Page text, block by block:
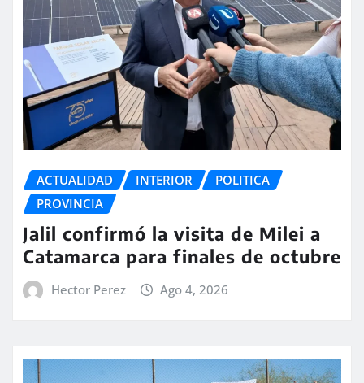
ACTUALIDAD INTERIOR
POLITICA
PROVINCIA
Jalil confirmó la visita de Milei a
Catamarca para finales de octubre
Hector Perez Ago 4, 2026